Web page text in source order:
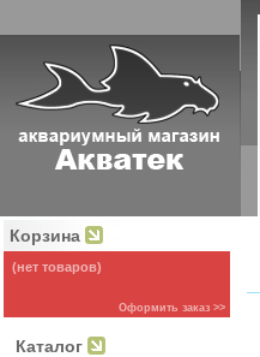
Корзина
(нет товаров)
Оформить заказ >>
Каталог